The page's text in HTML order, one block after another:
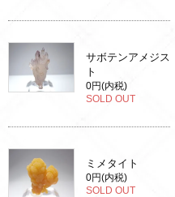
サボテンアメジス
ト
0円(内税)
SOLD OUT
ミメタイト
0円(内税)
SOLD OUT